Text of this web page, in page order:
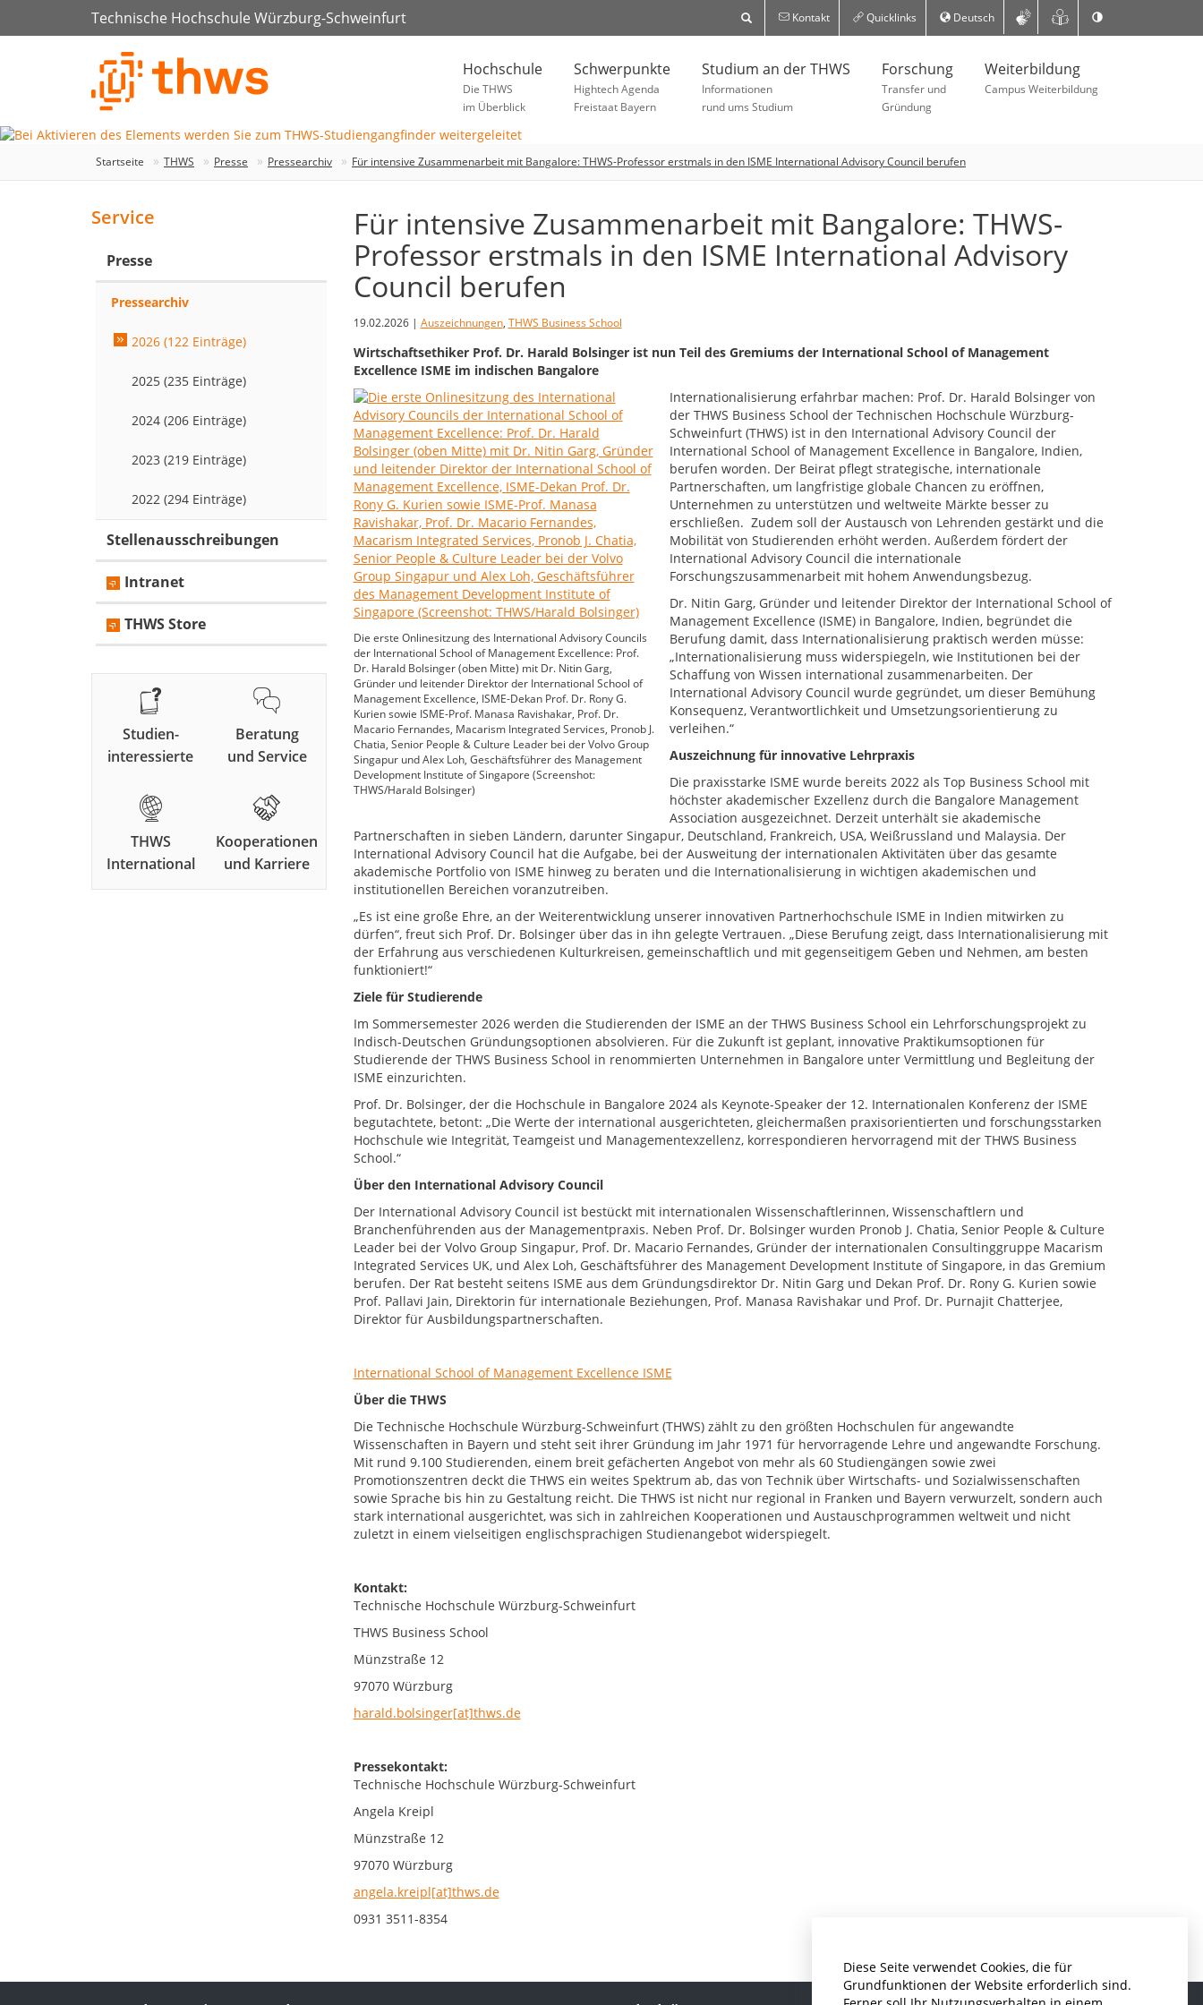
Diese Seite verwendet Cookies, die für
Grundfunktionen der Website erforderlich sind.
Technische Hochschule Würzburg-Schweinfurt Kontakt Quicklinks Deutsch
Hochschule
Die THWS
im Überblick
Schwerpunkte
Hightech Agenda
Freistaat Bayern
Studium an der THWS
Informationen
rund ums Studium
Forschung
Transfer und
Gründung
Weiterbildung
Campus Weiterbildung
Startseite THWS Presse Pressearchiv Für intensive Zusammenarbeit mit Bangalore: THWS-Professor erstmals in den ISME International Advisory Council berufen
Für intensive Zusammenarbeit mit Bangalore: THWS-
Professor erstmals in den ISME International Advisory
Council berufen
19.02.2026 | Auszeichnungen, THWS Business School
Wirtschaftsethiker Prof. Dr. Harald Bolsinger ist nun Teil des Gremiums der International School of Management
Excellence ISME im indischen Bangalore
Die erste Onlinesitzung des International Advisory Councils
der International School of Management Excellence: Prof.
Dr. Harald Bolsinger (oben Mitte) mit Dr. Nitin Garg,
Gründer und leitender Direktor der International School of
Management Excellence, ISME-Dekan Prof. Dr. Rony G.
Kurien sowie ISME-Prof. Manasa Ravishakar, Prof. Dr.
Macario Fernandes, Macarism Integrated Services, Pronob J.
Chatia, Senior People & Culture Leader bei der Volvo Group
Singapur und Alex Loh, Geschäftsführer des Management
Development Institute of Singapore (Screenshot:
THWS/Harald Bolsinger)
Internationalisierung erfahrbar machen: Prof. Dr. Harald Bolsinger von
der THWS Business School der Technischen Hochschule Würzburg-
Schweinfurt (THWS) ist in den International Advisory Council der
International School of Management Excellence in Bangalore, Indien,
berufen worden. Der Beirat pflegt strategische, internationale
Partnerschaften, um langfristige globale Chancen zu eröffnen,
Unternehmen zu unterstützen und weltweite Märkte besser zu
erschließen. Zudem soll der Austausch von Lehrenden gestärkt und die
Mobilität von Studierenden erhöht werden. Außerdem fördert der
International Advisory Council die internationale
Forschungszusammenarbeit mit hohem Anwendungsbezug.
Dr. Nitin Garg, Gründer und leitender Direktor der International School of
Management Excellence (ISME) in Bangalore, Indien, begründet die
Berufung damit, dass Internationalisierung praktisch werden müsse:
„Internationalisierung muss widerspiegeln, wie Institutionen bei der
Schaffung von Wissen international zusammenarbeiten. Der
International Advisory Council wurde gegründet, um dieser Bemühung
Konsequenz, Verantwortlichkeit und Umsetzungsorientierung zu
verleihen.“
Auszeichnung für innovative Lehrpraxis
Die praxisstarke ISME wurde bereits 2022 als Top Business School mit
höchster akademischer Exzellenz durch die Bangalore Management
Association ausgezeichnet. Derzeit unterhält sie akademische
Partnerschaften in sieben Ländern, darunter Singapur, Deutschland, Frankreich, USA, Weißrussland und Malaysia. Der
International Advisory Council hat die Aufgabe, bei der Ausweitung der internationalen Aktivitäten über das gesamte
akademische Portfolio von ISME hinweg zu beraten und die Internationalisierung in wichtigen akademischen und
institutionellen Bereichen voranzutreiben.
„Es ist eine große Ehre, an der Weiterentwicklung unserer innovativen Partnerhochschule ISME in Indien mitwirken zu
dürfen“, freut sich Prof. Dr. Bolsinger über das in ihn gelegte Vertrauen. „Diese Berufung zeigt, dass Internationalisierung mit
der Erfahrung aus verschiedenen Kulturkreisen, gemeinschaftlich und mit gegenseitigem Geben und Nehmen, am besten
funktioniert!“
Ziele für Studierende
Im Sommersemester 2026 werden die Studierenden der ISME an der THWS Business School ein Lehrforschungsprojekt zu
Indisch-Deutschen Gründungsoptionen absolvieren. Für die Zukunft ist geplant, innovative Praktikumsoptionen für
Studierende der THWS Business School in renommierten Unternehmen in Bangalore unter Vermittlung und Begleitung der
ISME einzurichten.
Prof. Dr. Bolsinger, der die Hochschule in Bangalore 2024 als Keynote-Speaker der 12. Internationalen Konferenz der ISME
begutachtete, betont: „Die Werte der international ausgerichteten, gleichermaßen praxisorientierten und forschungsstarken
Hochschule wie Integrität, Teamgeist und Managementexzellenz, korrespondieren hervorragend mit der THWS Business
School.“
Über den International Advisory Council
Der International Advisory Council ist bestückt mit internationalen Wissenschaftlerinnen, Wissenschaftlern und
Branchenführenden aus der Managementpraxis. Neben Prof. Dr. Bolsinger wurden Pronob J. Chatia, Senior People & Culture
Leader bei der Volvo Group Singapur, Prof. Dr. Macario Fernandes, Gründer der internationalen Consultinggruppe Macarism
Integrated Services UK, und Alex Loh, Geschäftsführer des Management Development Institute of Singapore, in das Gremium
berufen. Der Rat besteht seitens ISME aus dem Gründungsdirektor Dr. Nitin Garg und Dekan Prof. Dr. Rony G. Kurien sowie
Prof. Pallavi Jain, Direktorin für internationale Beziehungen, Prof. Manasa Ravishakar und Prof. Dr. Purnajit Chatterjee,
Direktor für Ausbildungspartnerschaften.
International School of Management Excellence ISME
Über die THWS
Die Technische Hochschule Würzburg-Schweinfurt (THWS) zählt zu den größten Hochschulen für angewandte
Wissenschaften in Bayern und steht seit ihrer Gründung im Jahr 1971 für hervorragende Lehre und angewandte Forschung.
Mit rund 9.100 Studierenden, einem breit gefächerten Angebot von mehr als 60 Studiengängen sowie zwei
Promotionszentren deckt die THWS ein weites Spektrum ab, das von Technik über Wirtschafts- und Sozialwissenschaften
sowie Sprache bis hin zu Gestaltung reicht. Die THWS ist nicht nur regional in Franken und Bayern verwurzelt, sondern auch
stark international ausgerichtet, was sich in zahlreichen Kooperationen und Austauschprogrammen weltweit und nicht
zuletzt in einem vielseitigen englischsprachigen Studienangebot widerspiegelt.
Kontakt:
Technische Hochschule Würzburg-Schweinfurt
THWS Business School
Münzstraße 12
97070 Würzburg
harald.bolsinger[at]thws.de
Pressekontakt:
Technische Hochschule Würzburg-Schweinfurt
Angela Kreipl
Münzstraße 12
97070 Würzburg
angela.kreipl[at]thws.de
0931 3511-8354
Service
Presse
Pressearchiv
2026 (122 Einträge)
2025 (235 Einträge)
2024 (206 Einträge)
2023 (219 Einträge)
2022 (294 Einträge)
Stellenausschreibungen
Intranet
THWS Store
Studien-
interessierte
Beratung
und Service
THWS
International
Kooperationen
und Karriere